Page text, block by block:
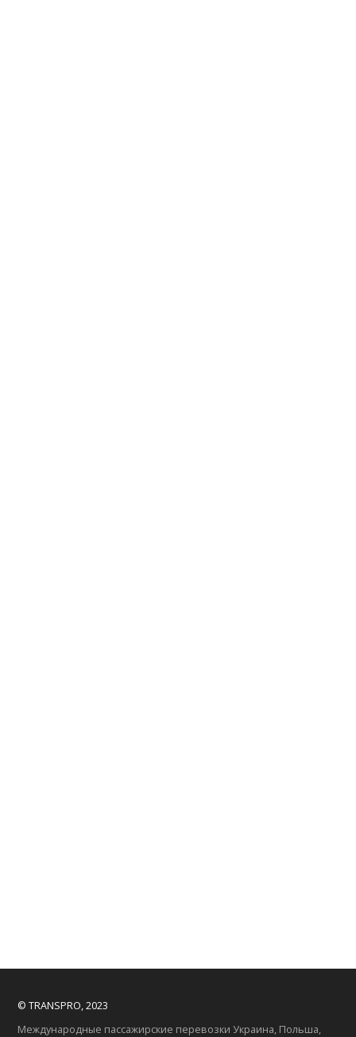
© TRANSPRO, 2023
Международные пассажирские перевозки Украина, Польша,